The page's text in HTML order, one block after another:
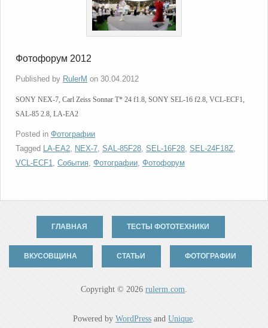
Фотофорум 2012
Published by RulerM on 30.04.2012
SONY NEX-7, Carl Zeiss Sonnar T* 24 f1.8, SONY SEL-16 f2.8, VCL-ECF1,
SAL-85 2.8, LA-EA2
Posted in Фотографии
Tagged LA-EA2 NEX-7 SAL-85F28 SEL-16F28 SEL-24F18Z
VCL-ECF1
События Фотографии Фотофорум
ГЛАВНАЯ ТЕСТЫ ФОТОТЕХНИКИ
ВКУСОВЩИНА СТАТЬИ ФОТОГРАФИИ
Copyright © 2026 rulerm.com
Powered by WordPress and Unique